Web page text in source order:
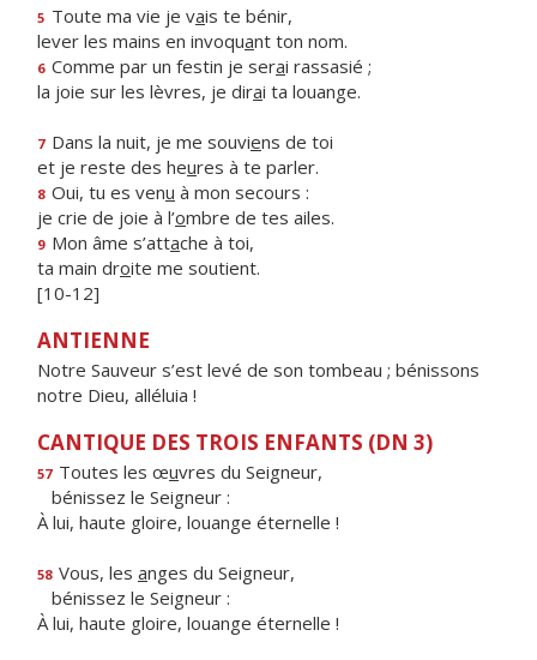
5 Toute ma vie je vais te bénir,
lever les mains en invoquant ton nom.
6 Comme par un festin je serai rassasié ;
la joie sur les lèvres, je dirai ta louange.
7 Dans la nuit, je me souviens de toi
et je reste des heures à te parler.
8 Oui, tu es venu à mon secours :
je crie de joie à l’ombre de tes ailes.
9 Mon âme s’attache à toi,
ta main droite me soutient.
[10-12]
ANTIENNE
Notre Sauveur s’est levé de son tombeau ; bénissons
notre Dieu, alléluia !
CANTIQUE DES TROIS ENFANTS (DN 3)
57 Toutes les œuvres du Seigneur,
bénissez le Seigneur :
À lui, haute gloire, louange éternelle !
58 Vous, les anges du Seigneur,
bénissez le Seigneur :
À lui, haute gloire, louange éternelle !